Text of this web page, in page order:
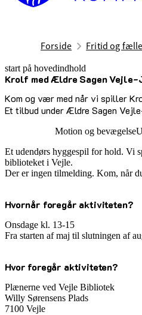
Forside Fritid og
start på hovedindhold
Krolf med Ældre Sagen
Kom og vær med når vi spiller
Et tilbud under Ældre Sagen
senest opdateret 2. juli 2026
Motion og bevægelse
Et udendørs hyggespil for hold. Vi
biblioteket i Vejle.
Der er ingen tilmelding. Kom, når
Hvornår foregår aktiviteten?
Onsdage kl. 13-15
Fra starten af maj til slutningen af
Hvor foregår aktiviteten?
Plænerne ved Vejle Bibliotek
Willy Sørensens Plads
7100 Vejle